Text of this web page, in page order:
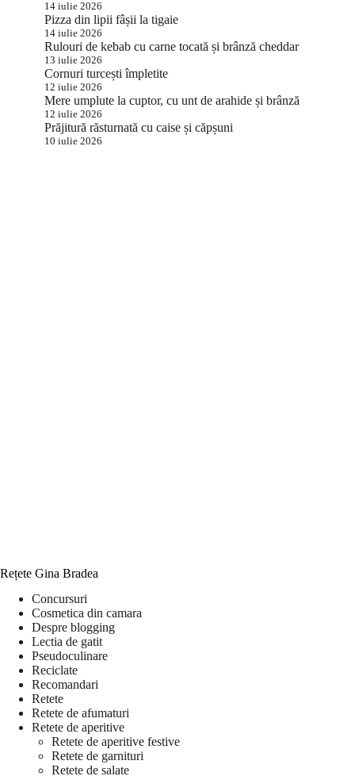
14 iulie 2026
Pizza din lipii fâșii la tigaie
14 iulie 2026
Rulouri de kebab cu carne tocată și brânză cheddar
13 iulie 2026
Cornuri turcești împletite
12 iulie 2026
Mere umplute la cuptor, cu unt de arahide și brânză
12 iulie 2026
Prăjitură răsturnată cu caise și căpșuni
10 iulie 2026
Rețete Gina Bradea
Concursuri
Cosmetica din camara
Despre blogging
Lectia de gatit
Pseudoculinare
Reciclate
Recomandari
Retete
Retete de afumaturi
Retete de aperitive
Retete de aperitive festive
Retete de garnituri
Retete de salate